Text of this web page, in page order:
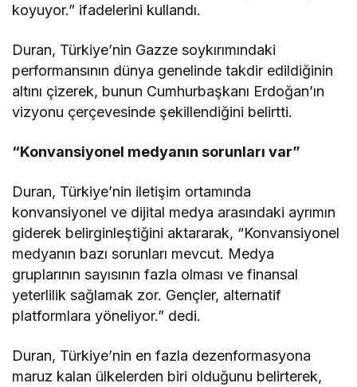
koyuyor.” ifadelerini kullandı.
Duran, Türkiye’nin Gazze soykırımındaki
performansının dünya genelinde takdir edildiğinin
altını çizerek, bunun Cumhurbaşkanı Erdoğan’ın
vizyonu çerçevesinde şekillendiğini belirtti.
“Konvansiyonel medyanın sorunları var”
Duran, Türkiye’nin iletişim ortamında
konvansiyonel ve dijital medya arasındaki ayrımın
giderek belirginleştiğini aktararak, “Konvansiyonel
medyanın bazı sorunları mevcut. Medya
gruplarının sayısının fazla olması ve finansal
yeterlilik sağlamak zor. Gençler, alternatif
platformlara yöneliyor.” dedi.
Duran, Türkiye’nin en fazla dezenformasyona
maruz kalan ülkelerden biri olduğunu belirterek,